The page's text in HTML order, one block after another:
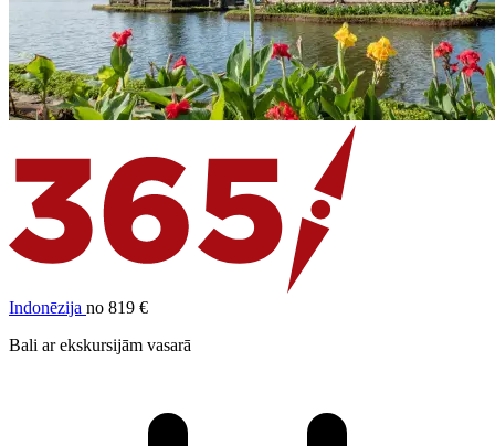
Indonēzija no 819 €
Bali ar ekskursijām vasarā